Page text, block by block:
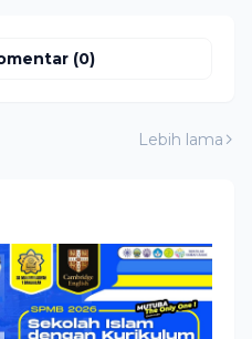
(0)
Lebih lama